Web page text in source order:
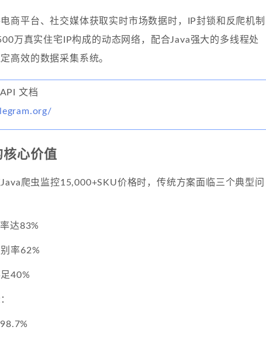
商平台、社交媒体获取实时市场数据时，IP封锁和反爬机制
万真实住宅IP构成的动态网络，配合Java强大的多线程处
高效的数据采集系统。
文档
心价值
爬虫监控15,000+SKU价格时，传统方案面临三个典型问
达83%
率62%
40%